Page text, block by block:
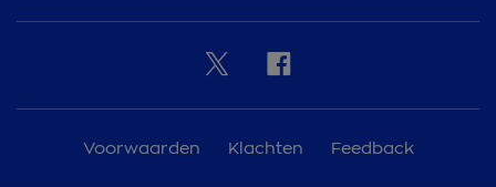
Voorwaarden Klachten Feedback